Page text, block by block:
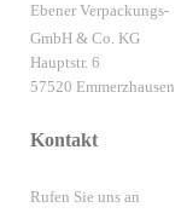
Ebener Verpackungs-
GmbH & Co. KG
Hauptstr. 6
57520 Emmerzhausen
Kontakt
Rufen Sie uns an